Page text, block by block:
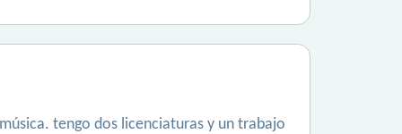
tengo dos licenciaturas y un trabajo